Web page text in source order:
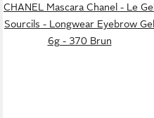
CHANEL Mascara Chanel - Le Gel
Sourcils - Longwear Eyebrow Gel
6g - 370 Brun